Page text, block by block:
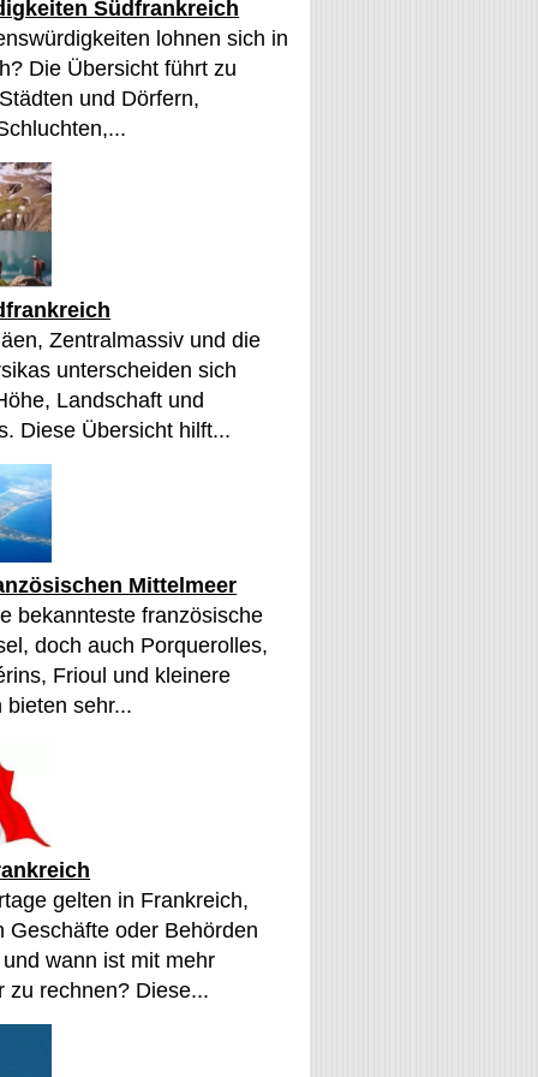
Südfrankreich
lohnen sich in
Die Übersicht führt zu
und Dörfern,
Zentralmassiv und die
unterscheiden sich
Landschaft und
Diese Übersicht hilft...
Mittelmeer
bekannteste französische
doch auch Porquerolles,
Frioul und kleinere
bieten sehr...
gelten in Frankreich,
Geschäfte oder Behörden
wann ist mit mehr
zu rechnen? Diese...